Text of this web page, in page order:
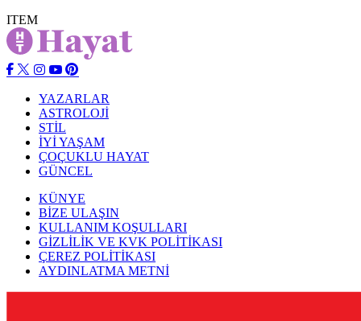
ITEM
YAZARLAR
ASTROLOJİ
STİL
İYİ YAŞAM
ÇOÇUKLU HAYAT
GÜNCEL
KÜNYE
BİZE ULAŞIN
KULLANIM KOŞULLARI
GİZLİLİK VE KVK POLİTİKASI
ÇEREZ POLİTİKASI
AYDINLATMA METNİ